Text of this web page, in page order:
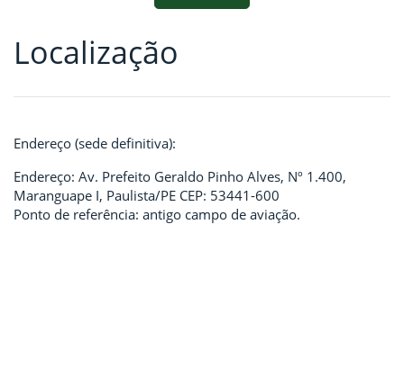
Fim da navegação
Início do conteúdo
Localização
Endereço (sede definitiva):
Endereço: Av. Prefeito Geraldo Pinho Alves, Nº 1.400,
Maranguape I, Paulista/PE CEP: 53441-600
Ponto de referência: antigo campo de aviação.